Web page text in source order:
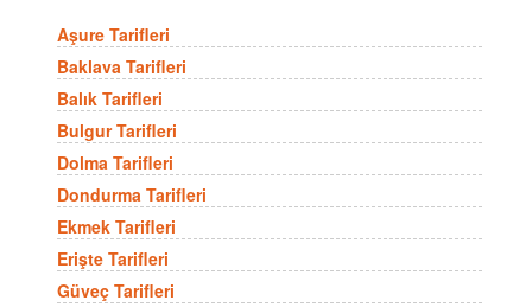
Aşure Tarifleri
Baklava Tarifleri
Balık Tarifleri
Bulgur Tarifleri
Dolma Tarifleri
Dondurma Tarifleri
Ekmek Tarifleri
Erişte Tarifleri
Güveç Tarifleri